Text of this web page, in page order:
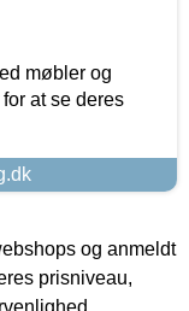
møbler og
at se deres
og anmeldt
prisniveau,